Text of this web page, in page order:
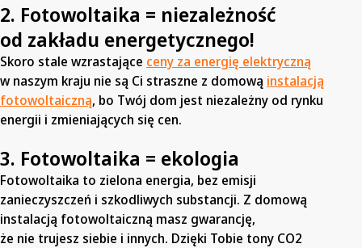
2. Fotowoltaika = niezależność
od zakładu energetycznego!
Skoro stale wzrastające ceny za energię elektryczną
w naszym kraju nie są Ci straszne z domową instalacją
fotowoltaiczną, bo Twój dom jest niezależny od rynku
energii i zmieniających się cen.
3. Fotowoltaika = ekologia
Fotowoltaika to zielona energia, bez emisji
zanieczyszczeń i szkodliwych substancji. Z domową
instalacją fotowoltaiczną masz gwarancję,
że nie trujesz siebie i innych. Dzięki Tobie tony CO2